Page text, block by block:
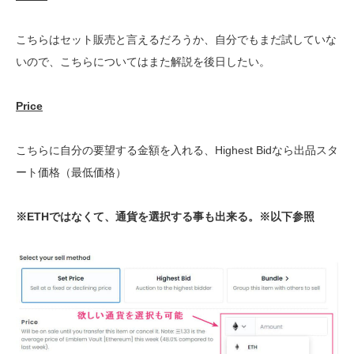
こちらはセット販売と言えるだろうか、自分でもまだ試していな
いので、こちらについてはまた解説を後日したい。
Price
こちらに自分の要望する金額を入れる、Highest Bidなら出品スタ
ート価格（最低価格）
※ETHではなくて、通貨を選択する事も出来る。※以下参照